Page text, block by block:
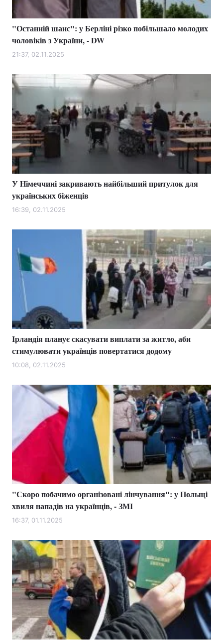
"Останній шанс": у Берліні різко побільшало молодих
чоловіків з України, - DW
21:37, 02.11.2025
У Німеччині закривають найбільший притулок для
українських біженців
16:39, 02.11.2025
Ірландія планує скасувати виплати за житло, аби
стимулювати українців повертатися додому
10:08, 02.11.2025
"Скоро побачимо організовані лінчування": у Польщі
хвиля нападів на українців, - ЗМІ
16:37, 01.11.2025